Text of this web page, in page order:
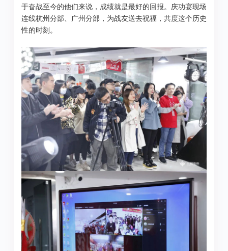
于奋战至今的他们来说，成绩就是最好的回报。庆功宴现场
连线杭州分部、广州分部，为战友送去祝福，共度这个历史
性的时刻。